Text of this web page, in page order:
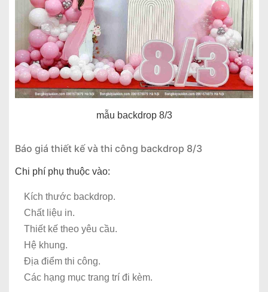
mẫu backdrop 8/3
Báo giá thiết kế và thi công backdrop 8/3
Chi phí phụ thuộc vào:
Kích thước backdrop.
Chất liệu in.
Thiết kế theo yêu cầu.
Hệ khung.
Địa điểm thi công.
Các hạng mục trang trí đi kèm.